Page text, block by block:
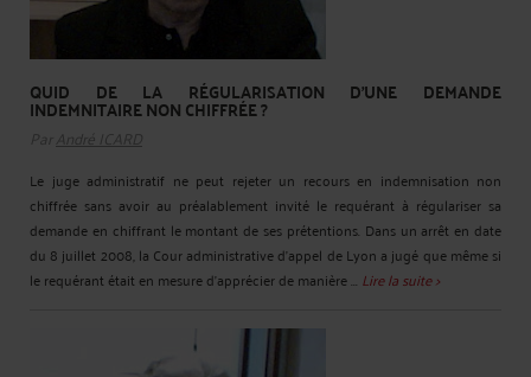
QUID DE LA RÉGULARISATION D’UNE DEMANDE
INDEMNITAIRE NON CHIFFRÉE ?
Par André ICARD
Le juge administratif ne peut rejeter un recours en indemnisation non
chiffrée sans avoir au préalablement invité le requérant à régulariser sa
demande en chiffrant le montant de ses prétentions. Dans un arrêt en date
du 8 juillet 2008, la Cour administrative d'appel de Lyon a jugé que même si
le requérant était en mesure d'apprécier de manière ... Lire la suite >